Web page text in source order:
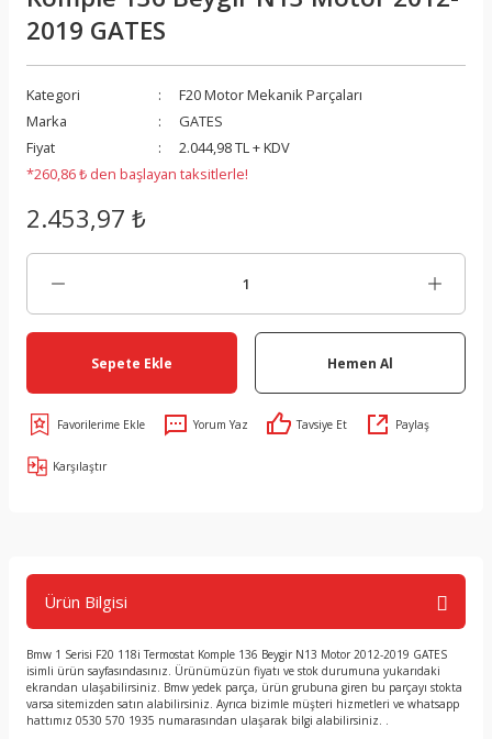
2019 GATES
Kategori
F20 Motor Mekanik Parçaları
Marka
GATES
Fiyat
2.044,98 TL + KDV
*260,86 ₺ den başlayan taksitlerle!
2.453,97 ₺
Sepete Ekle Hemen Al
Yorum Yaz Tavsiye Et Paylaş
Karşılaştır
Ürün Bilgisi
Bmw 1 Serisi F20 118i Termostat Komple 136 Beygir N13 Motor 2012-2019 GATES
isimli ürün sayfasındasınız. Ürünümüzün fiyatı ve stok durumuna yukarıdaki
ekrandan ulaşabilirsiniz. Bmw yedek parça, ürün grubuna giren bu parçayı stokta
varsa sitemizden satın alabilirsiniz. Ayrıca bizimle müşteri hizmetleri ve whatsapp
hattımız 0530 570 1935 numarasından ulaşarak bilgi alabilirsiniz. .